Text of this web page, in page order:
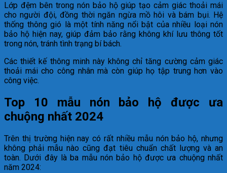
Lớp đệm bên trong nón bảo hộ giúp tạo cảm giác thoải mái
cho người đội, đồng thời ngăn ngừa mồ hôi và bám bụi. Hệ
thống thông gió là một tính năng nổi bật của nhiều loại nón
bảo hộ hiện nay, giúp đảm bảo rằng không khí lưu thông tốt
trong nón, tránh tình trạng bí bách.
Các thiết kế thông minh này không chỉ tăng cường cảm giác
thoải mái cho công nhân mà còn giúp họ tập trung hơn vào
công việc.
Top 10 mẫu nón bảo hộ được ưa
chuộng nhất 2024
Trên thị trường hiện nay có rất nhiều mẫu nón bảo hộ, nhưng
không phải mẫu nào cũng đạt tiêu chuẩn chất lượng và an
toàn. Dưới đây là ba mẫu nón bảo hộ được ưa chuộng nhất
năm 2024: